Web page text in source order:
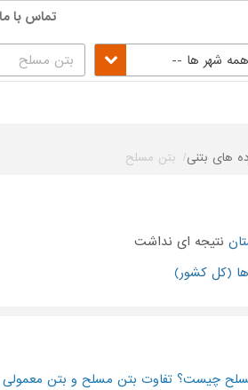
تماس با ما
شهر ها --
های بتنی بتن مسلح
نتیجه ای نداشت
(کل کشور)
چیست؟ تفاوت بتن مسلح و بتن معمولی